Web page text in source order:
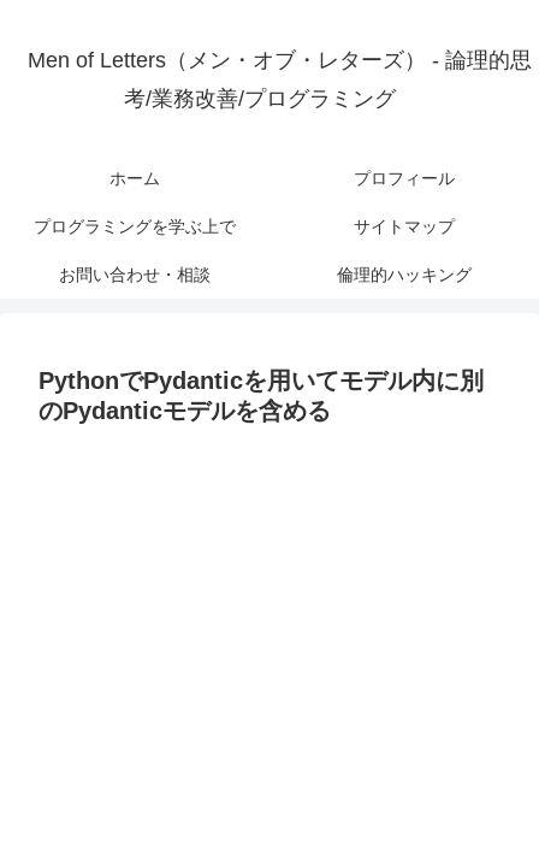
Men of Letters（メン・オブ・レターズ） - 論理的思
考/業務改善/プログラミング
ホーム プロフィール
プログラミングを学ぶ上で サイトマップ
お問い合わせ・相談 倫理的ハッキング
PythonでPydanticを用いてモデル内に別
のPydanticモデルを含める